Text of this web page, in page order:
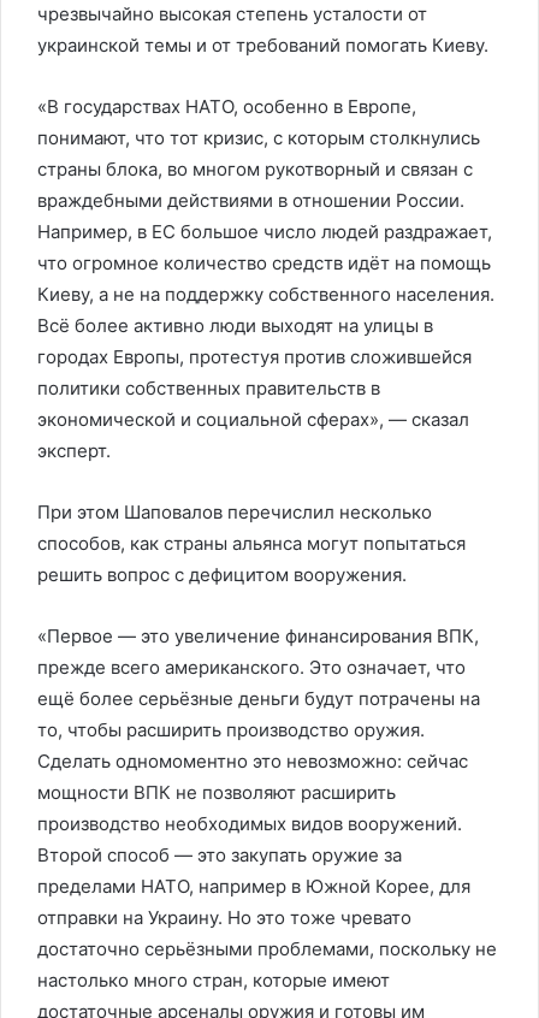
чрезвычайно высокая степень усталости от
украинской темы и от требований помогать Киеву.
«В государствах НАТО, особенно в Европе,
понимают, что тот кризис, с которым столкнулись
страны блока, во многом рукотворный и связан с
враждебными действиями в отношении России.
Например, в ЕС большое число людей раздражает,
что огромное количество средств идёт на помощь
Киеву, а не на поддержку собственного населения.
Всё более активно люди выходят на улицы в
городах Европы, протестуя против сложившейся
политики собственных правительств в
экономической и социальной сферах», — сказал
эксперт.
При этом Шаповалов перечислил несколько
способов, как страны альянса могут попытаться
решить вопрос с дефицитом вооружения.
«Первое — это увеличение финансирования ВПК,
прежде всего американского. Это означает, что
ещё более серьёзные деньги будут потрачены на
то, чтобы расширить производство оружия.
Сделать одномоментно это невозможно: сейчас
мощности ВПК не позволяют расширить
производство необходимых видов вооружений.
Второй способ — это закупать оружие за
пределами НАТО, например в Южной Корее, для
отправки на Украину. Но это тоже чревато
достаточно серьёзными проблемами, поскольку не
настолько много стран, которые имеют
достаточные арсеналы оружия и готовы им